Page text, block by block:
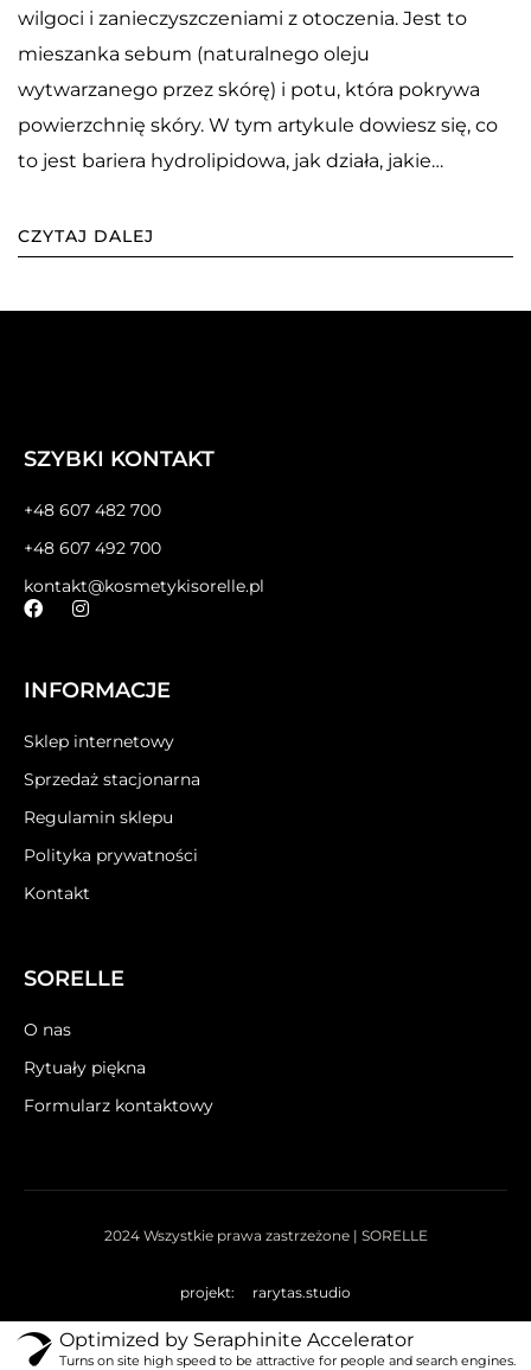
wilgoci i zanieczyszczeniami z otoczenia. Jest to
mieszanka sebum (naturalnego oleju
wytwarzanego przez skórę) i potu, która pokrywa
powierzchnię skóry. W tym artykule dowiesz się, co
to jest bariera hydrolipidowa, jak działa, jakie…
CZYTAJ DALEJ
SZYBKI KONTAKT
+48 607 482 700
+48 607 492 700
kontakt@kosmetykisorelle.pl
INFORMACJE
Sklep internetowy
Sprzedaż stacjonarna
Regulamin sklepu
Polityka prywatności
Kontakt
SORELLE
O nas
Rytuały piękna
Formularz kontaktowy
2024 Wszystkie prawa zastrzeżone | SORELLE
projekt: rarytas.studio
Optimized by Seraphinite Accelerator
Turns on site high speed to be attractive for people and search engines.